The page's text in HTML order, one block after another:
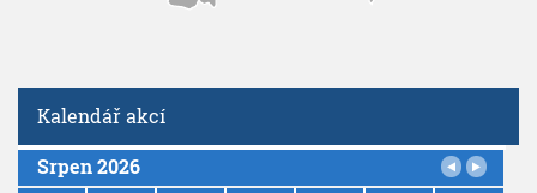
Kalendář akcí
P
Srpen 2026